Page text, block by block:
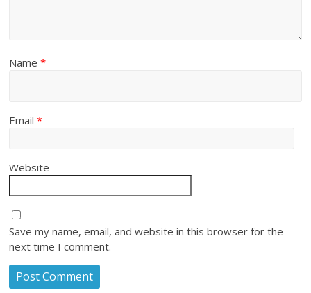
Name*
Email*
Website
Save my name, email, and website in this browser for the
next time I comment.